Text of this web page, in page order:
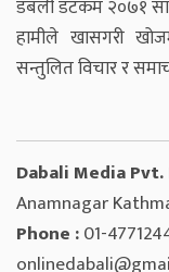
डबली डटकम २०७१
हामीले खासगरी
सन्तुलित विचार र
Dabali Media
Anamnagar
Phone :01-